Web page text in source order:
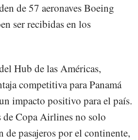
de 57 aeronaves Boeing
ser recibidas en los
Hub de las Américas,
competitiva para Panamá
impacto positivo para el país.
de Copa Airlines no solo
pasajeros por el continente,